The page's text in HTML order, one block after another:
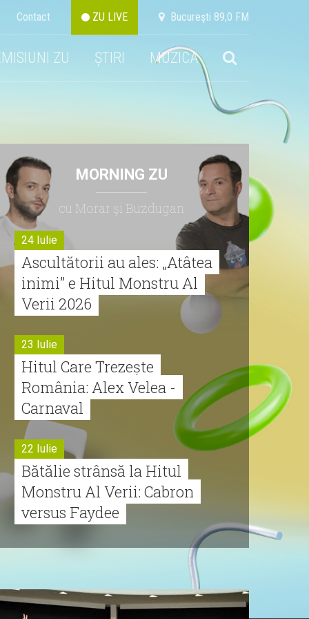
Contact ZU LIVE Bucureşti 89,0 FM
ZU ȘTIRI MUZICA
MORNING ZU
cu Morar şi Buzdugan
24 Iulie
Ascultătorii au ales: „Atâtea
inimi” e Hitul Monstru Al
Verii 2026
23 Iulie
Hitul Care Trezește
România: Alex Velea -
Carnaval
22 Iulie
Bătălie strânsă la Hitul
Monstru Al Verii: Cabron
versus Faydee
Cabron vine cu Hitul